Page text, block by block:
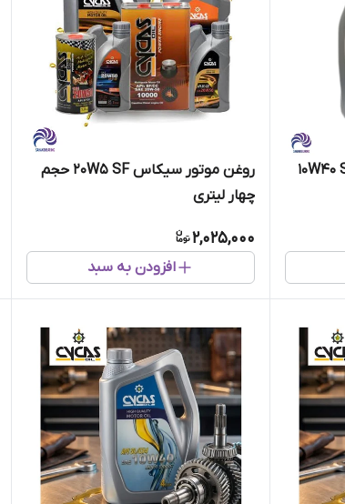
روغن موتور سیکاس مدل 10W40 SN
روغن موتور سیکاس 20W5 SF حجم
چهار لیتری
2,025,000
افزودن به سبد